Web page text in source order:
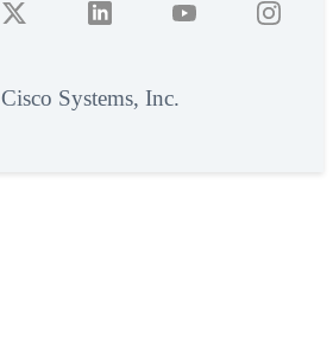
Cisco Systems, Inc.